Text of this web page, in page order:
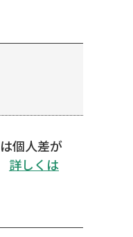
個人差が
詳しくは